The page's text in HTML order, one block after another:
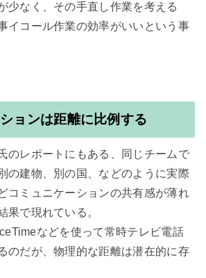
少なく、その手直し作業を考える
イコール作業の効率がいいという事
ョンは距離に比例する
のレポートにもある、同じチームで
の建物、別の国、などのように実際
コミュニケーションの共有感が薄れ
果で現れている。
などを使って常時テレビ電話
のだが、物理的な距離は潜在的に存